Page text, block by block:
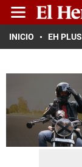
INICIO EH PLUS